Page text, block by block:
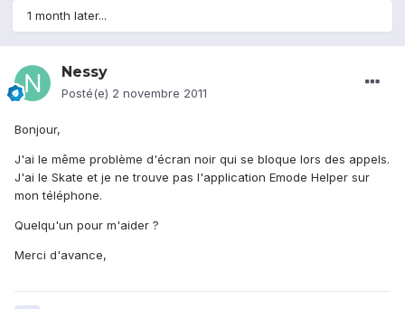
1 month later...
Nessy
Posté(e) 2 novembre 2011
Bonjour,
J'ai le même problème d'écran noir qui se bloque lors des appels.
J'ai le Skate et je ne trouve pas l'application Emode Helper sur
mon téléphone.
Quelqu'un pour m'aider ?
Merci d'avance,